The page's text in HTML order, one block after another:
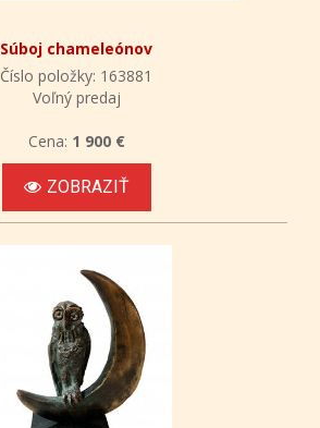
Súboj chameleónov
Číslo položky: 163881
Voľný predaj
Cena: 1 900 €
ZOBRAZIŤ